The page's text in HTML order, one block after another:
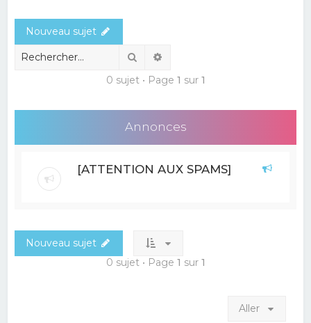
r
Nouveau sujet
Rechercher
0 sujet • Page 1 sur 1
Annonces
[ATTENTION AUX SPAMS]
Nouveau sujet
0 sujet • Page 1 sur 1
Aller